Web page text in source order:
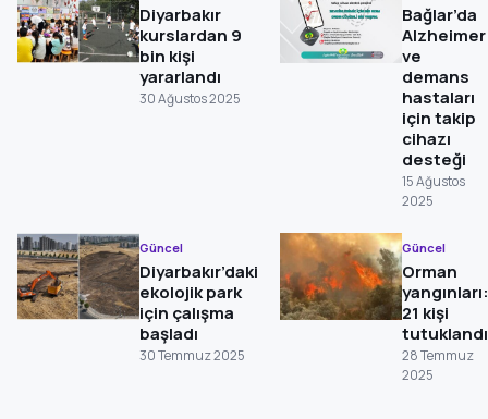
Diyarbakır
kurslardan 9
bin kişi
yararlandı
30 Ağustos 2025
Bağlar’da
Alzheimer
ve
demans
hastaları
için takip
cihazı
desteği
15 Ağustos
2025
Güncel
Diyarbakır’daki
ekolojik park
için çalışma
başladı
30 Temmuz 2025
Güncel
Orman
yangınları:
21 kişi
tutuklandı
28 Temmuz
2025